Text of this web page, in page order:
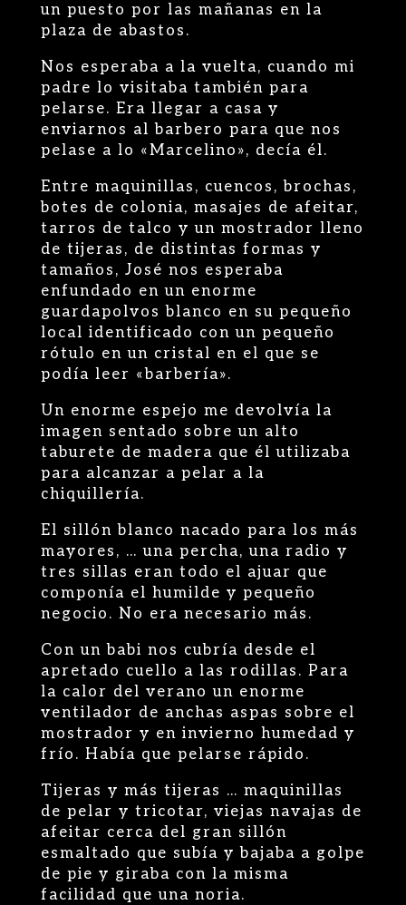
un puesto por las mañanas en la
plaza de abastos.
Nos esperaba a la vuelta, cuando mi
padre lo visitaba también para
pelarse. Era llegar a casa y
enviarnos al barbero para que nos
pelase a lo «Marcelino», decía él.
Entre maquinillas, cuencos, brochas,
botes de colonia, masajes de afeitar,
tarros de talco y un mostrador lleno
de tijeras, de distintas formas y
tamaños, José nos esperaba
enfundado en un enorme
guardapolvos blanco en su pequeño
local identificado con un pequeño
rótulo en un cristal en el que se
podía leer «barbería».
Un enorme espejo me devolvía la
imagen sentado sobre un alto
taburete de madera que él utilizaba
para alcanzar a pelar a la
chiquillería.
El sillón blanco nacado para los más
mayores, … una percha, una radio y
tres sillas eran todo el ajuar que
componía el humilde y pequeño
negocio. No era necesario más.
Con un babi nos cubría desde el
apretado cuello a las rodillas. Para
la calor del verano un enorme
ventilador de anchas aspas sobre el
mostrador y en invierno humedad y
frío. Había que pelarse rápido.
Tijeras y más tijeras … maquinillas
de pelar y tricotar, viejas navajas de
afeitar cerca del gran sillón
esmaltado que subía y bajaba a golpe
de pie y giraba con la misma
facilidad que una noria.